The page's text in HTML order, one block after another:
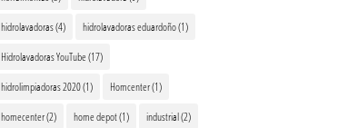
hidrolavadoras(4) hidrolavadoras eduardoño(1)
Hidrolavadoras YouTube(17)
hidrolimpiadoras 2020(1) Homcenter(1)
homecenter(2) home depot(1) industrial(2)